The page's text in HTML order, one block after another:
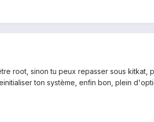
root, sinon tu peux repasser sous kitkat,
ton système, enfin bon, plein